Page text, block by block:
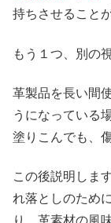
持ちさせること
もう１つ、別の
革製品を長い間
うになっている
塗りこんでも、
この後説明しま
れ落としのため